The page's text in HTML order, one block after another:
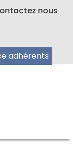
nous
adhérents